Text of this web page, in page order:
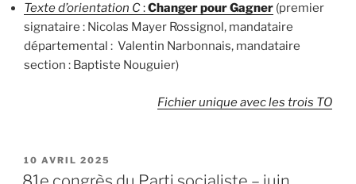
Texte d’orientation C:Changer pour Gagner (premier
signataire : Nicolas Mayer Rossignol, mandataire
départemental : Valentin Narbonnais, mandataire
section : Baptiste Nouguier)
Fichier unique avec les trois TO
PUBLIÉ
LE
10 AVRIL 2025